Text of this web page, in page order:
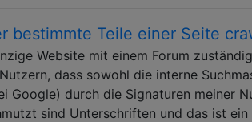
bestimmte Teile einer Seite
Website mit einem Forum
dass sowohl die interne
Google) durch die Signaturen meiner
sind Unterschriften und das ist